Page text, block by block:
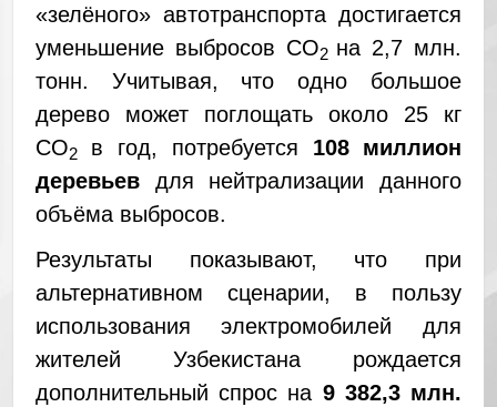
«зелёного» автотранспорта достигается
уменьшение выбросов CO2 на 2,7 млн.
тонн. Учитывая, что одно большое
дерево может поглощать около 25 кг
CO2в год, потребуется 108 миллион
деревьевдля нейтрализации данного
объёма выбросов.
Результаты показывают, что при
альтернативном сценарии, в пользу
использования электромобилей для
жителей Узбекистана рождается
дополнительный спрос на 9 382,3 млн.